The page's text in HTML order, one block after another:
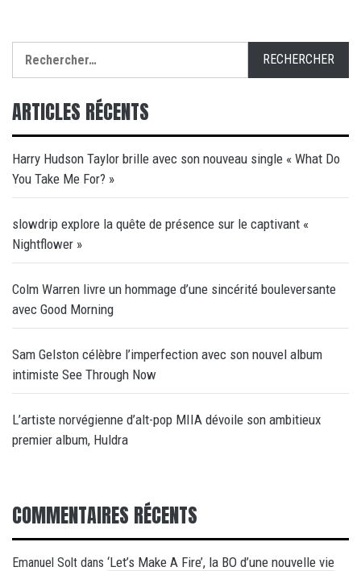
ARTICLES RÉCENTS
Harry Hudson Taylor brille avec son nouveau single « What Do
You Take Me For? »
slowdrip explore la quête de présence sur le captivant «
Nightflower »
Colm Warren livre un hommage d’une sincérité bouleversante
avec Good Morning
Sam Gelston célèbre l’imperfection avec son nouvel album
intimiste See Through Now
L’artiste norvégienne d’alt-pop MIIA dévoile son ambitieux
premier album, Huldra
COMMENTAIRES RÉCENTS
Emanuel Solt dans ‘Let’s Make A Fire’, la BO d’une nouvelle vie